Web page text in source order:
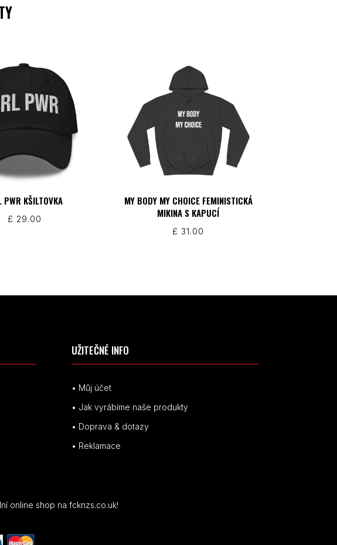
PWR KŠILTOVKA
£ 29.00
MY BODY MY CHOICE FEMINISTICKÁ
MIKINA S KAPUCÍ
£ 31.00
UŽITEČNÉ INFO
• Můj účet
• Jak vyrábíme naše produkty
• Doprava & dotazy
• Reklamace
online shop na fcknzs.co.uk!